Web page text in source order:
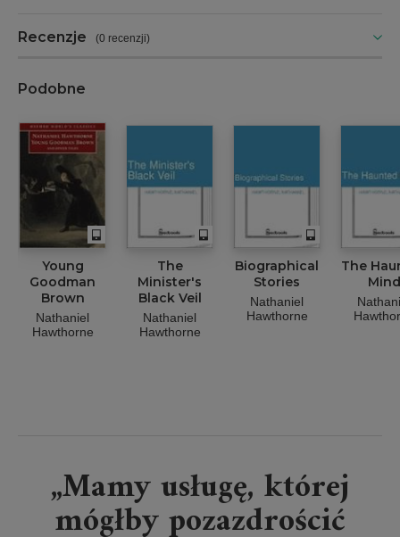
Recenzje (0 recenzji)
Podobne
Young
Goodman
Brown
Nathaniel
Hawthorne
The
Minister's
Black Veil
Nathaniel
Hawthorne
Biographical
Stories
Nathaniel
Hawthorne
The
Mind
„Mamy usługę, której
mógłby pozazdrościć